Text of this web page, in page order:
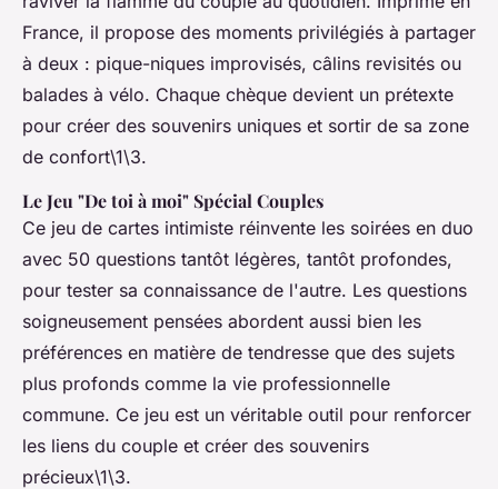
France, il propose des moments privilégiés à partager
à deux : pique-niques improvisés, câlins revisités ou
balades à vélo. Chaque chèque devient un prétexte
pour créer des souvenirs uniques et sortir de sa zone
de confort\1\3.
Le Jeu "De toi à moi" Spécial Couples
Ce jeu de cartes intimiste réinvente les soirées en duo
avec 50 questions tantôt légères, tantôt profondes,
pour tester sa connaissance de l'autre. Les questions
soigneusement pensées abordent aussi bien les
préférences en matière de tendresse que des sujets
plus profonds comme la vie professionnelle
commune. Ce jeu est un véritable outil pour renforcer
les liens du couple et créer des souvenirs
précieux\1\3.